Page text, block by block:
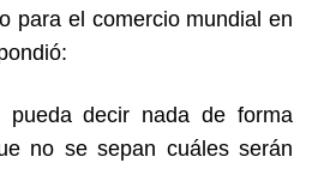
para el comercio mundial en
decir nada de forma
no se sepan cuáles serán